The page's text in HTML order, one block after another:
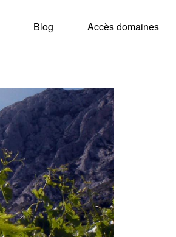
Blog Accès domaines